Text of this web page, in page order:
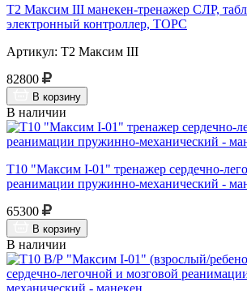
Т2 Максим III манекен-тренажер СЛР,
электронный контроллер, ТОРС
Артикул: Т2 Максим III
82800
В корзину
В наличии
Т10 "Максим I-01" тренажер сердечно-
реанимации пружинно-механический -
65300
В корзину
В наличии